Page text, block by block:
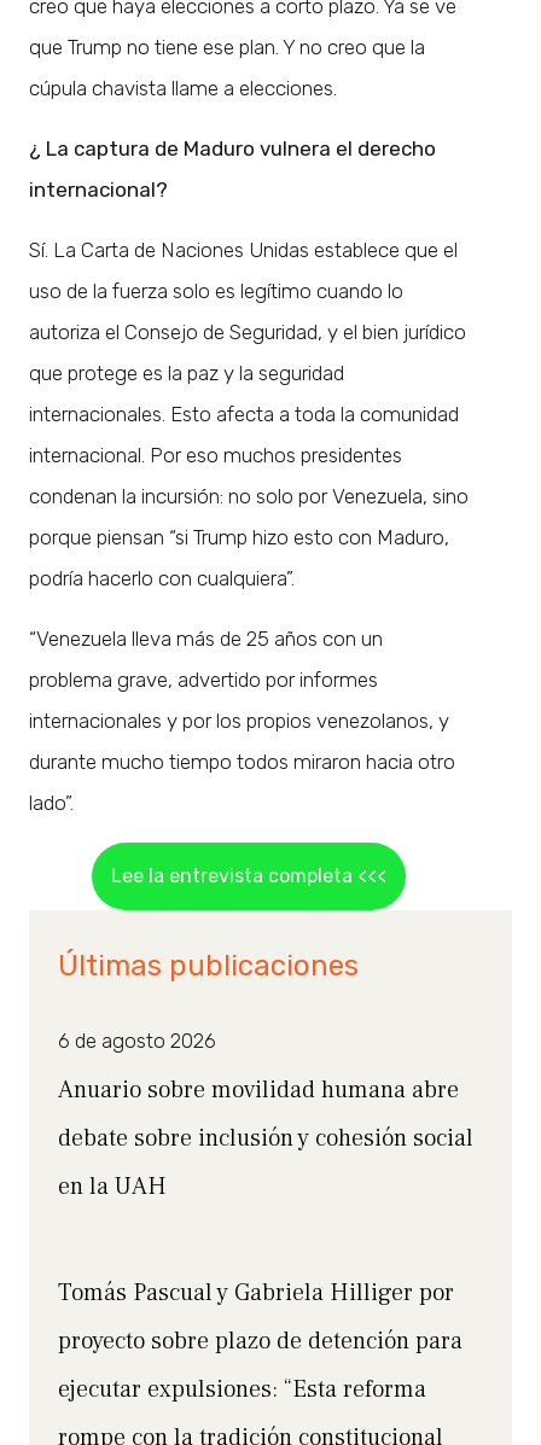
creo que haya elecciones a corto plazo. Ya se ve
que Trump no tiene ese plan. Y no creo que la
cúpula chavista llame a elecciones.
¿ La captura de Maduro vulnera el derecho
internacional?
Sí. La Carta de Naciones Unidas establece que el
uso de la fuerza solo es legítimo cuando lo
autoriza el Consejo de Seguridad, y el bien jurídico
que protege es la paz y la seguridad
internacionales. Esto afecta a toda la comunidad
internacional. Por eso muchos presidentes
condenan la incursión: no solo por Venezuela, sino
porque piensan “si Trump hizo esto con Maduro,
podría hacerlo con cualquiera”.
“Venezuela lleva más de 25 años con un
problema grave, advertido por informes
internacionales y por los propios venezolanos, y
durante mucho tiempo todos miraron hacia otro
lado”.
Lee la entrevista completa <<<
Últimas publicaciones
6 de agosto 2026
Anuario sobre movilidad humana abre
debate sobre inclusión y cohesión social
en la UAH
Tomás Pascual y Gabriela Hilliger por
proyecto sobre plazo de detención para
ejecutar expulsiones: “Esta reforma
rompe con la tradición constitucional